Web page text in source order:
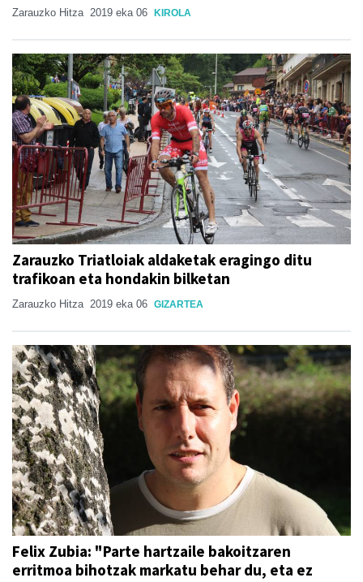
Zarauzko Hitza 2019 eka 06 KIROLA
Zarauzko Triatloiak aldaketak eragingo ditu
trafikoan eta hondakin bilketan
Zarauzko Hitza 2019 eka 06 GIZARTEA
Felix Zubia: "Parte hartzaile bakoitzaren
erritmoa bihotzak markatu behar du, eta ez